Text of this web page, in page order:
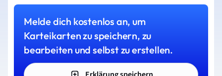
Melde dich kostenlos an, um
Karteikarten zu speichern, zu
bearbeiten und selbst zu erstellen.